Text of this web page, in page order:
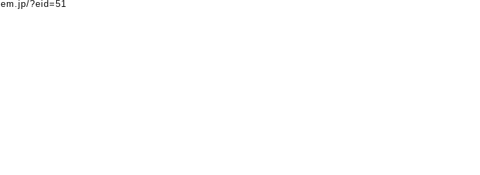
?eid=51